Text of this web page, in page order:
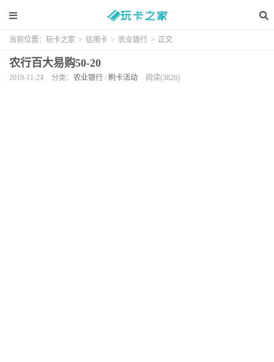
当前位置： 玩卡之家 > 信用卡 > 农业银行 > 正文
农行百大易购50-20
2019-11-24 分类： 农业银行 / 刷卡活动 阅读(3826)